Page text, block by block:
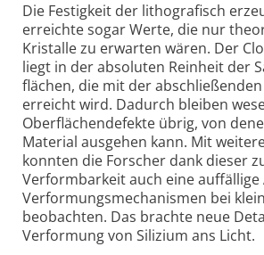
Die Festigkeit der litho­grafisch
erreichte sogar Werte, die nur
Kristalle zu erwarten wären. Der
liegt in der absoluten Reinheit der
flächen, die mit der
erreicht wird. Dadurch bleiben
Oberflächen­defekte übrig, von
Material ausgehen kann. Mit
konnten die Forscher dank dieser
Verform­barkeit auch eine
Verformungs­mechanismen bei
beobachten. Das brachte neue
Verformung von Silizium ans Licht.